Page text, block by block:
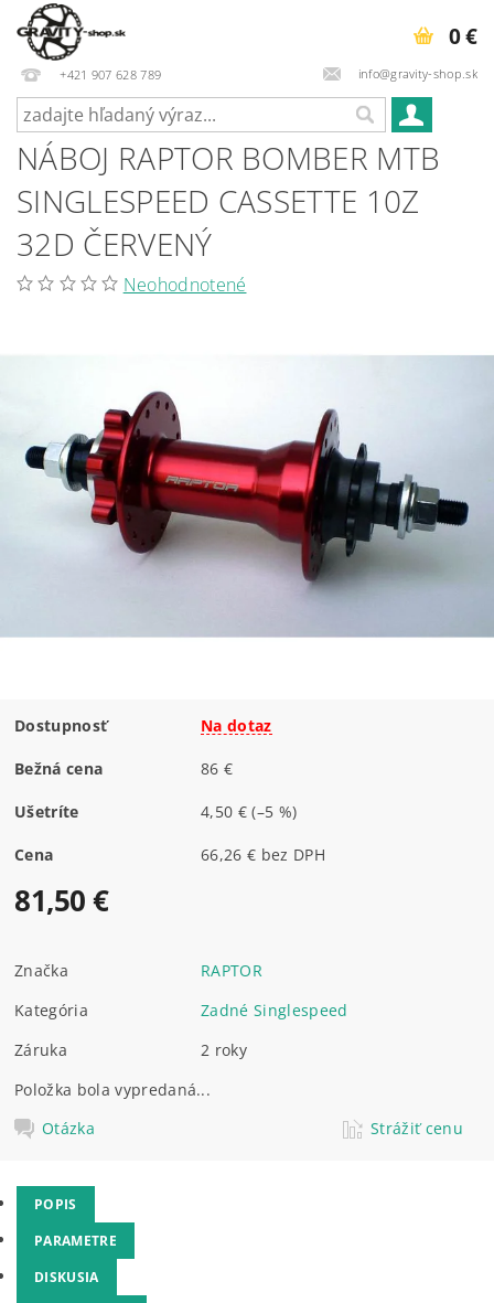
+421 907 628 789 info@gravity-shop.sk
0 €
NÁBOJ RAPTOR BOMBER MTB
SINGLESPEED CASSETTE 10Z
32D ČERVENÝ
Neohodnotené
Dostupnosť Na dotaz
Bežná cena 86 €
Ušetríte 4,50 €(–5 %)
Cena 66,26 € bez DPH
81,50 €
Značka
RAPTOR
Kategória
Zadné Singlespeed
Záruka
2 roky
Položka bola vypredaná...
Otázka
Strážiť cenu
POPIS
PARAMETRE
DISKUSIA